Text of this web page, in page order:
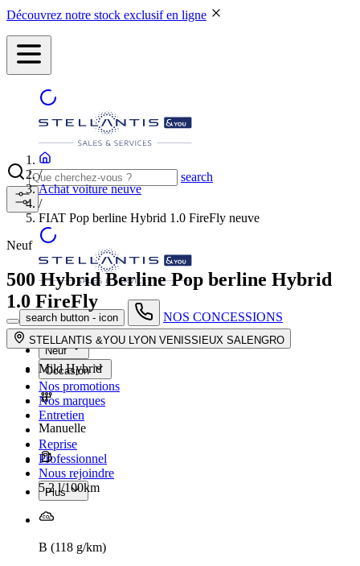
Découvrez notre stock exclusif en ligne
search
search button - icon NOS CONCESSIONS
Neuf
Occasion
Nos promotions
Nos marques
Entretien
Reprise
Professionnel
Nous rejoindre
Plus
/
Achat voiture neuve
/
FIAT Pop berline Hybrid 1.0 FireFly neuve
Neuf
500 Hybrid BerlinePop berline Hybrid
1.0 FireFly
STELLANTIS &YOU LYON VENISSIEUX SALENGRO
Mild Hybrid
Manuelle
5,2 l/100km
B (118 g/km)